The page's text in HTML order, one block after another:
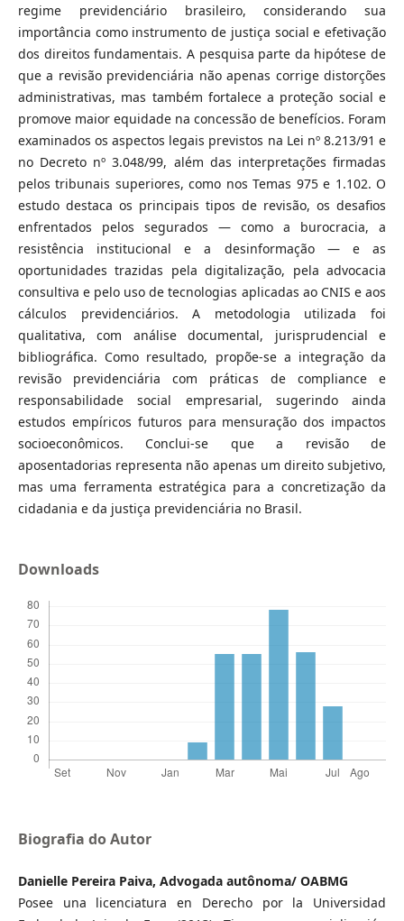
regime previdenciário brasileiro, considerando sua
importância como instrumento de justiça social e efetivação
dos direitos fundamentais. A pesquisa parte da hipótese de
que a revisão previdenciária não apenas corrige distorções
administrativas, mas também fortalece a proteção social e
promove maior equidade na concessão de benefícios. Foram
examinados os aspectos legais previstos na Lei nº 8.213/91 e
no Decreto nº 3.048/99, além das interpretações firmadas
pelos tribunais superiores, como nos Temas 975 e 1.102. O
estudo destaca os principais tipos de revisão, os desafios
enfrentados pelos segurados — como a burocracia, a
resistência institucional e a desinformação — e as
oportunidades trazidas pela digitalização, pela advocacia
consultiva e pelo uso de tecnologias aplicadas ao CNIS e aos
cálculos previdenciários. A metodologia utilizada foi
qualitativa, com análise documental, jurisprudencial e
bibliográfica. Como resultado, propõe-se a integração da
revisão previdenciária com práticas de compliance e
responsabilidade social empresarial, sugerindo ainda
estudos empíricos futuros para mensuração dos impactos
socioeconômicos. Conclui-se que a revisão de
aposentadorias representa não apenas um direito subjetivo,
mas uma ferramenta estratégica para a concretização da
cidadania e da justiça previdenciária no Brasil.
Downloads
Biografia do Autor
Danielle Pereira Paiva, Advogada autônoma/ OABMG
Posee una licenciatura en Derecho por la Universidad